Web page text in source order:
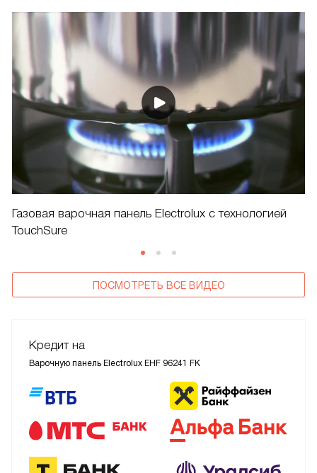
Газовая варочная панель Electrolux с технологией
TouchSure
ПОСМОТРЕТЬ ВСЕ ВИДЕО
Кредит на
Варочную панель Electrolux EHF 96241 FK